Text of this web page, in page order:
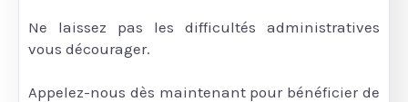
Ne laissez pas les difficultés administratives
vous décourager.
Appelez-nous dès maintenant pour bénéficier de